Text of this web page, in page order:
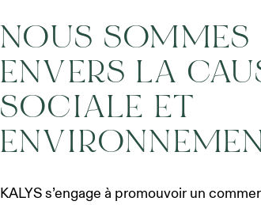
NOUS SOMMES
ENVERS LA
SOCIALE ET
KALYS s’engage à promouvoir un